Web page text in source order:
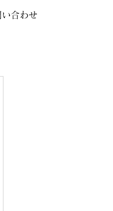
い合わせ